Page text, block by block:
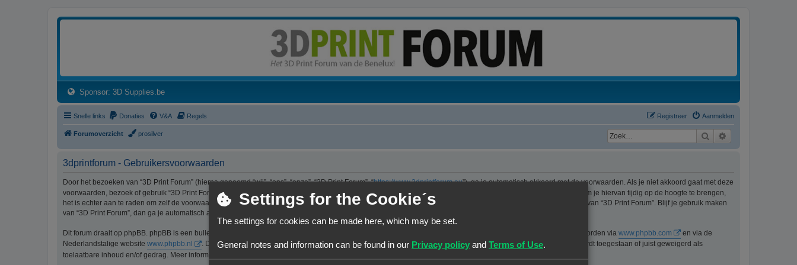
Sponsor: 3D Supplies.be(Opens a new tab)
Snelle links Donaties V&A Regels Aanmelden
Registreer
Forumoverzicht prosilver Zoek
3dprintforum - Gebruikersvoorwaarden
Door het bezoeken van “3D Print Forum” (hierna genoemd “wij”, “ons”, “onze”, “3D Print Forum”, “https://www.3dprintforum.eu”), ga je automatisch akkoord met de voorwaarden. Als je niet akkoord gaat met deze
voorwaarden, bezoek of gebruik “3D Print Forum” dan niet langer. We hebben het recht om de voorwaarden op ieder moment te wijzigen en zullen ons best doen om je hiervan tijdig op de hoogte te brengen,
het is echter aan te raden om zelf de voorwaarden regelmatig te controleren op wijzigingen. Ga je niet akkoord met deze wijzigingen, maak dan niet langer gebruik van “3D Print Forum”. Blijf je gebruik maken
van “3D Print Forum”, dan ga je automatisch akkoord met de wijzigingen en of toevoegingen.
Dit forum draait op phpBB. phpBB is een bulletinboardoplossing die is uitgebracht onder de “GNU General Public License v2” (hierna “GPL”) en kan gedownload worden via www.phpbb.com
en via de
Nederlandstalige website www.phpbb.nl
. De phpBB-software maakt internetgebaseerde discussies mogelijk. phpBB Limited is niet verantwoordelijk voor wat wordt toegestaan of juist geweigerd als
toelaatbare inhoud en/of gedrag. Meer informatie over phpBB kun je vinden op
Settings for the Cookie´s
The settings for cookies can be made here, which may be set.
General notes and information can be found in our Privacy policy and Terms of Use.